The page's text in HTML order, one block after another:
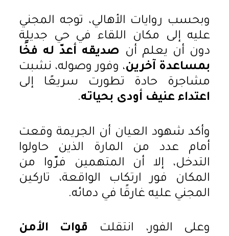
وبحسب روايات الأهالي، توجه المجني
عليه إلى مكان اللقاء في حي جديلة
دون أن يعلم أن صديقه أعدّ له فخًا
بمساعدة آخرين، وفور وصوله، نشبت
مشاجرة حادة تطورت سريعًا إلى
اعتداء عنيف أودى بحياته.
وأكد شهود العيان أن الجريمة وقعت
أمام عدد من المارة الذين حاولوا
التدخل، إلا أن المتهمين فرّوا من
المكان فور ارتكاب الواقعة، تاركين
المجني عليه غارقًا في دمائه.
وعلى الفور، انتقلت قوات الأمن